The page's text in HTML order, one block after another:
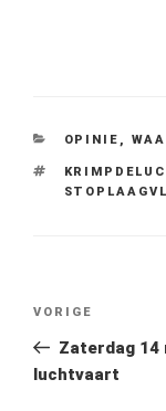
OPINIE ,
TAGS
Vorig
bericht
VORIGE
Zaterdag 14
luchtvaart